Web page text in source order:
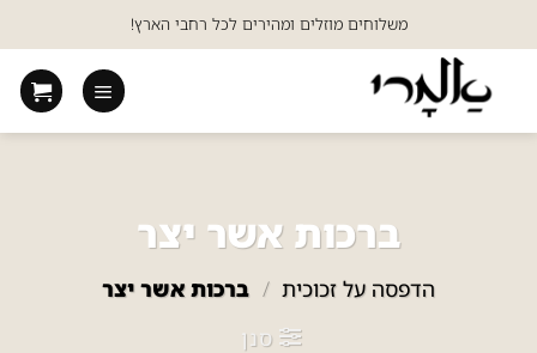
to
content
משלוחים מוזלים ומהירים לכל רחבי הארץ!
ברכות אשר יצר
הדפסה על זכוכית / ברכות אשר יצר
סנן